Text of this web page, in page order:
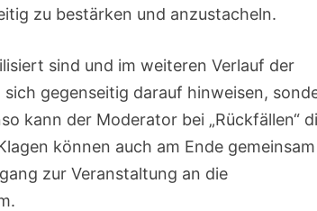
zu bestärken und anzustacheln.
sind und im weiteren Verlauf der
gegenseitig darauf hinweisen,
kann der Moderator bei „Rückfällen“
können auch am Ende gemeinsam
zur Veranstaltung an die